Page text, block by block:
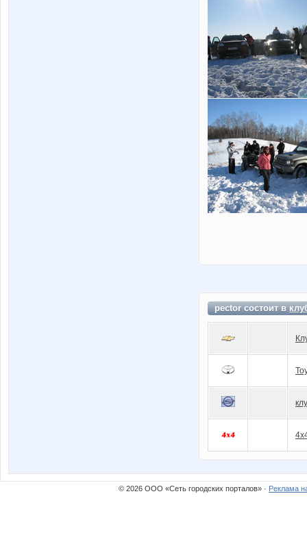
pector состоит в
© 2026 ООО «Сеть городских порталов» · Реклама